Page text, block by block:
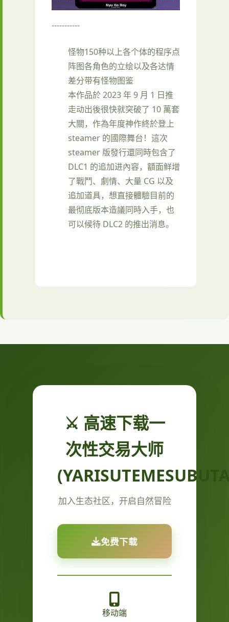
-----------
怪物150种以上各个体的程序点
阵图各角色的立绘以及各达情
差分带有怪物图鉴
本作品於 2023 年 9 月 1 日推
走动出後很快就突破了 10 萬套
大關，作為年度神作終於登上
steamer 的國際舞台！這次
steamer 版發行還同時包含了
DLC1 的追加进內容，額面鲜增
了戰鬥、劇情、大量 CG 以及
追加道具，想直接體驗目前的
最彻底版本造議同時入手，也
可以候待 DLC2 的推出消息。
⚔️ 高速下载一
次性交易大师
加入生态社区，开启自然冒险
免费下载
移动端